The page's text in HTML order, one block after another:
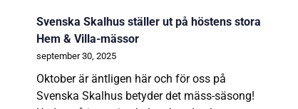
Svenska Skalhus ställer ut på höstens stora
Hem & Villa-mässor
september 30, 2025
Oktober är äntligen här och för oss på
Svenska Skalhus betyder det mäss-säsong!